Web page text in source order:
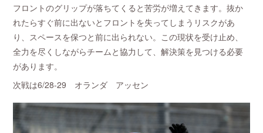
フロントのグリップが落ちてくると苦労が増えてきます。抜か
れたらすぐ前に出ないとフロントを失ってしまうリスクがあ
り、スペースを保つと前に出られない。この現状を受け止め、
全力を尽くしながらチームと協力して、解決策を見つける必要
があります。
次戦は6/28-29 オランダ アッセン